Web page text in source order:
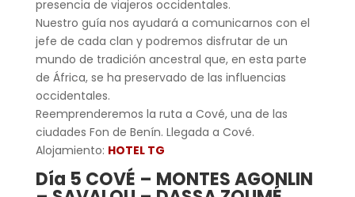
presencia de viajeros occidentales.
Nuestro guía nos ayudará a comunicarnos con el
jefe de cada clan y podremos disfrutar de un
mundo de tradición ancestral que, en esta parte
de África, se ha preservado de las influencias
occidentales.
Reemprenderemos la ruta a Cové, una de las
ciudades Fon de Benín. Llegada a Cové.
Alojamiento: HOTEL TG
Día 5 COVÉ – MONTES AGONLIN